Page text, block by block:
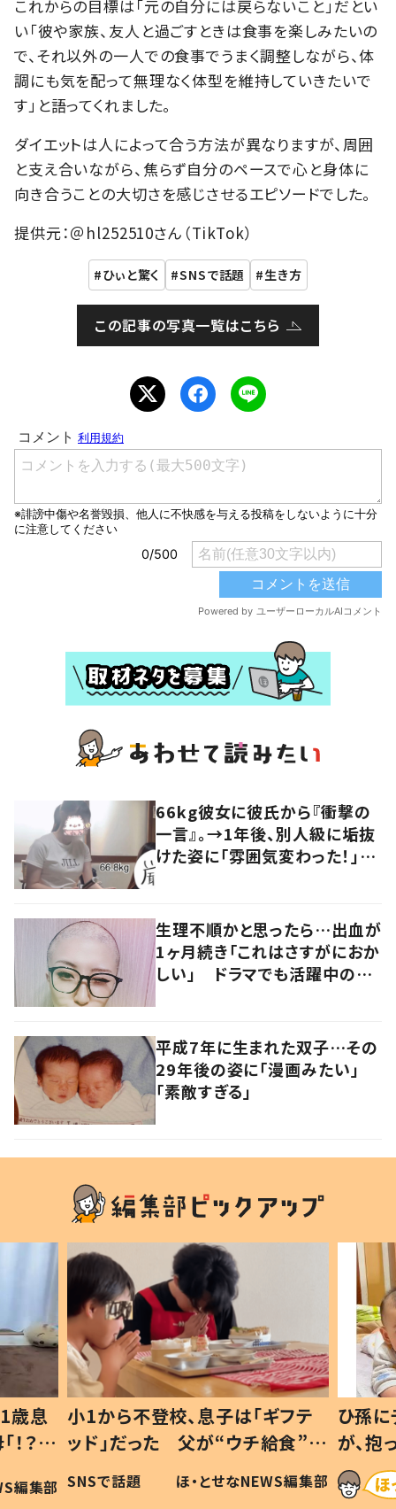
これからの目標は「元の自分には戻らないこと」だとい
い「彼や家族、友人と過ごすときは食事を楽しみたいの
で、それ以外の一人での食事でうまく調整しながら、体
調にも気を配って無理なく体型を維持していきたいで
す」と語ってくれました。
ダイエットは人によって合う方法が異なりますが、周囲
と支え合いながら、焦らず自分のペースで心と身体に
向き合うことの大切さを感じさせるエピソードでした。
提供元：＠hl252510さん（TikTok）
ひぃと驚く SNSで話題 生き方
この記事の写真一覧はこちら
66kg彼女に彼氏から『衝撃の
一言』。→1年後、別人級に垢抜
けた姿に「雰囲気変わった！」
生理不順かと思ったら…出血が
1ヶ月続き「これはさすがにおか
しい」 ドラマでも活躍中の女
平成7年に生まれた双子…その
29年後の姿に「漫画みたい」
「素敵すぎる」
フテ
食”を
編集部
ひ孫にデレデレな80歳じいじ
が、抱っこすると…ひ孫の反応に
「涙が出ました」「可愛くて仕方な
い」
ほ・とせなNEWS編集部